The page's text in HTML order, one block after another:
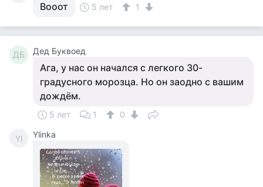
Вооот 5 лет 1
ДБ Дед Буквоед
Ага, у нас он начался с легкого 30-
градусного морозца. Но он заодно с вашим
дождём.
5 лет 1 0
Yl Ylinka